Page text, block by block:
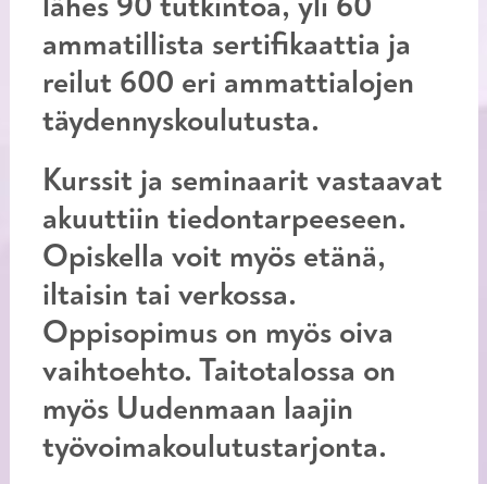
ammatillista sertifikaattia ja
reilut 600 eri ammattialojen
täydennyskoulutusta.
Kurssit ja seminaarit vastaavat
akuuttiin tiedontarpeeseen.
Opiskella voit myös etänä,
iltaisin tai verkossa.
Oppisopimus on myös oiva
vaihtoehto. Taitotalossa on
myös Uudenmaan laajin
työvoimakoulutustarjonta.